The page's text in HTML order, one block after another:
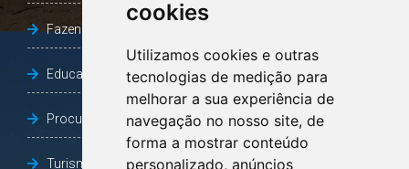
cookies
Utilizamos cookies e outras
tecnologias de medição para
melhorar a sua experiência de
navegação no nosso site, de
forma a mostrar conteúdo
personalizado, anúncios
Fazenda e Desenvolvimento Econômico
Educação
Procuradoria Geral do Município
Turismo, Desporto e Cultura